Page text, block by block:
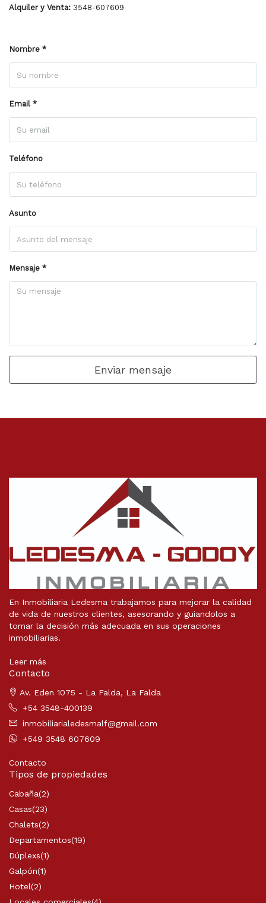
Alquiler y Venta: 3548-607609
Nombre *
Email *
Teléfono
Asunto
Mensaje *
Enviar mensaje
En Inmobiliaria Ledesma trabajamos para mejorar la calidad
de vida de nuestros clientes, asesorando y guiandolos a
tomar la decisión más adecuada en sus operaciones
inmobiliarias.
Leer más
Contacto
Av. Eden 1075 - La Falda, La Falda
+54 3548-400139
inmobiliarialedesmalf@gmail.com
+549 3548 607609
Contacto
Tipos de propiedades
Cabaña(2)
Casas(23)
Chalets(2)
Departamentos(19)
Dúplexs(1)
Galpón(1)
Hotel(2)